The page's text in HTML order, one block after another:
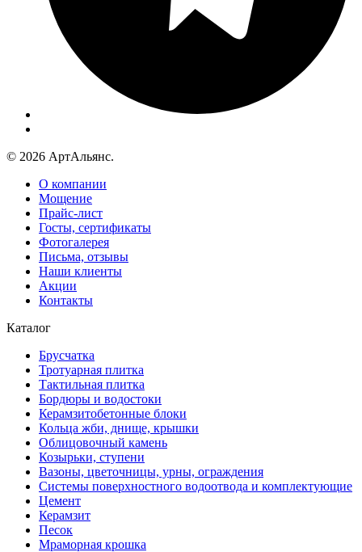
© 2026 АртАльянс.
О компании
Мощение
Прайс-лист
Госты, сертификаты
Фотогалерея
Письма, отзывы
Наши клиенты
Акции
Контакты
Каталог
Брусчатка
Тротуарная плитка
Тактильная плитка
Бордюры и водостоки
Керамзитобетонные блоки
Кольца жби, днище, крышки
Облицовочный камень
Козырьки, ступени
Вазоны, цветочницы, урны, ограждения
Системы поверхностного водоотвода и комплектующие
Цемент
Керамзит
Песок
Мраморная крошка